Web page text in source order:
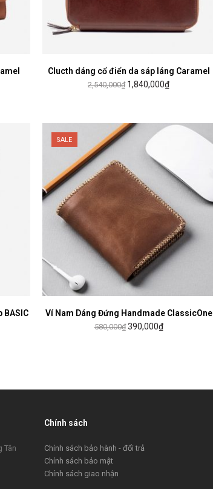
MUA HÀNG
Clucth dáng cổ điển da sáp láng Caramel
2,540,000₫ 1,840,000₫
BASIC
SALE
MUA HÀNG
Ví Nam Dáng Đứng Handmade ClassicOne
580,000₫ 390,000₫
Tân
Chính sách
Chính sách bảo hành - đổi trả
Chính sách bảo mật
Chính sách giao nhận